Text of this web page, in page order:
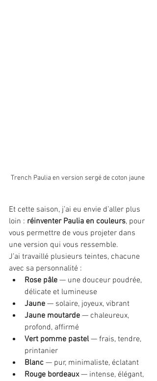
Trench Paulia en version sergé de coton jaune
Et cette saison, j’ai eu envie d’aller plus
loin : réinventer Paulia en couleurs, pour
vous permettre de vous projeter dans
une version qui vous ressemble.
J’ai travaillé plusieurs teintes, chacune
avec sa personnalité :
Rose pâle — une douceur poudrée,
délicate et lumineuse
Jaune — solaire, joyeux, vibrant
Jaune moutarde — chaleureux,
profond, affirmé
Vert pomme pastel — frais, tendre,
printanier
Blanc — pur, minimaliste, éclatant
Rouge bordeaux — intense, élégant,